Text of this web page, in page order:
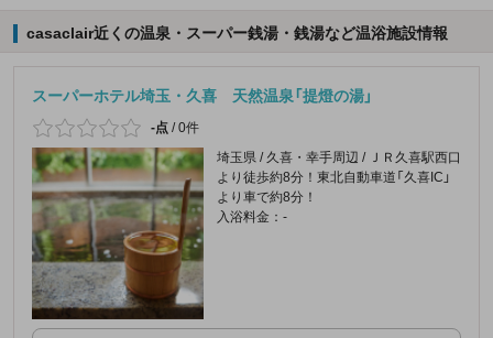
casaclair近くの温泉・スーパー銭湯・銭湯など温浴施設情報
スーパーホテル埼玉・久喜 天然温泉「提燈の湯」
-点 /0件
埼玉県 / 久喜・幸手周辺 / ＪＲ久喜駅西口
より徒歩約8分！東北自動車道「久喜IC」
より車で約8分！
入浴料金：-